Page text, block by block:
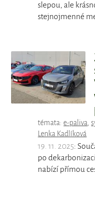
slepou, ale
stejnojmenné
témata:e-paliva,
Lenka Kadlíková
19. 11. 2025:
po
nabízí přímou